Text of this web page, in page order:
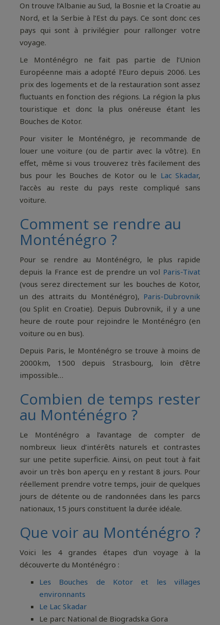
On trouve l’Albanie au Sud, la Bosnie et la Croatie au
Nord, et la Serbie à l’Est du pays. Ce sont donc ces
pays qui sont à privilégier pour rallonger votre
voyage.
Le Monténégro ne fait pas partie de l’Union
Européenne mais a adopté l’Euro depuis 2006. Les
prix des logements et de la restauration sont assez
fluctuants en fonction des régions. La région la plus
touristique et donc la plus onéreuse étant les
Bouches de Kotor.
Pour visiter le Monténégro, je recommande de
louer une voiture (ou de partir avec la vôtre). En
effet, même si vous trouverez très facilement des
bus pour les Bouches de Kotor ou le Lac Skadar,
l’accès au reste du pays reste compliqué sans
voiture.
Comment se rendre au
Monténégro ?
Pour se rendre au Monténégro, le plus rapide
depuis la France est de prendre un vol Paris-Tivat
(vous serez directement sur les bouches de Kotor,
un des attraits du Monténégro), Paris-Dubrovnik
(ou Split en Croatie). Depuis Dubrovnik, il y a une
heure de route pour rejoindre le Monténégro (en
voiture ou en bus).
Depuis Paris, le Monténégro se trouve à moins de
2000km, 1500 depuis Strasbourg, loin d’être
impossible…
Combien de temps rester
au Monténégro ?
Le Monténégro a l’avantage de compter de
nombreux lieux d’intérêts naturels et contrastes
sur une petite superficie. Ainsi, on peut tout à fait
avoir un très bon aperçu en y restant 8 jours. Pour
réellement prendre votre temps, jouir de quelques
jours de détente ou de randonnées dans les parcs
nationaux, 15 jours constituent la durée idéale.
Que voir au Monténégro ?
Voici les 4 grandes étapes d’un voyage à la
découverte du Monténégro :
Les Bouches de Kotor et les villages
environnants
Le Lac Skadar
Le parc National de Biogradska Gora